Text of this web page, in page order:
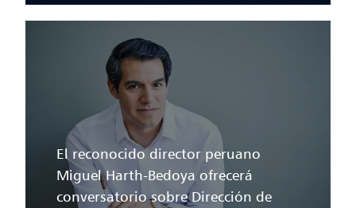
El reconocido director peruano
Miguel Harth-Bedoya ofrecerá
conversatorio sobre Dirección de